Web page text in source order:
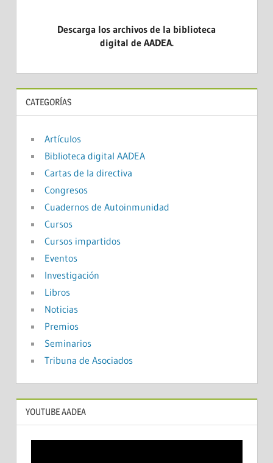
Descarga los archivos de la biblioteca
digital de AADEA.
CATEGORÍAS
Artículos
Biblioteca digital AADEA
Cartas de la directiva
Congresos
Cuadernos de Autoinmunidad
Cursos
Cursos impartidos
Eventos
Investigación
Libros
Noticias
Premios
Seminarios
Tribuna de Asociados
YOUTUBE AADEA